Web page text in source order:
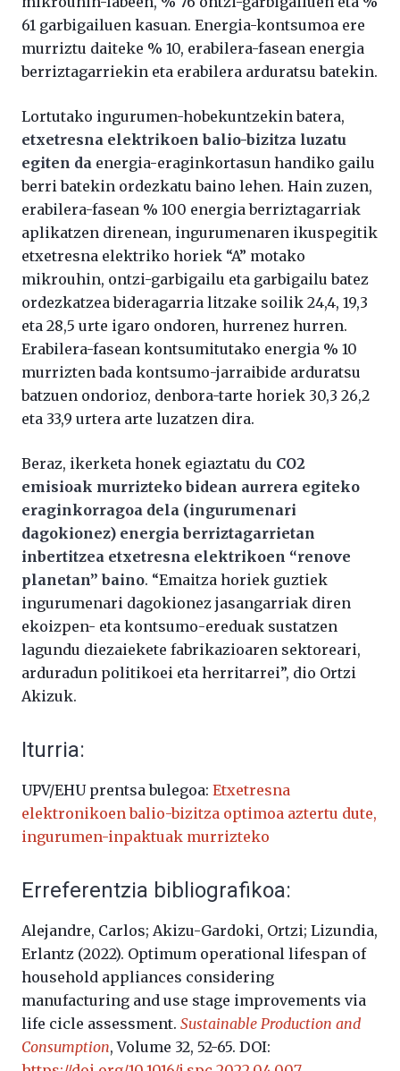
61 garbigailuen kasuan. Energia-kontsumoa ere
murriztu daiteke % 10, erabilera-fasean energia
berriztagarriekin eta erabilera arduratsu batekin.
Lortutako ingurumen-hobekuntzekin batera,
etxetresna elektrikoen balio-bizitza luzatu
egiten da energia-eraginkortasun handiko gailu
berri batekin ordezkatu baino lehen. Hain zuzen,
erabilera-fasean % 100 energia berriztagarriak
aplikatzen direnean, ingurumenaren ikuspegitik
etxetresna elektriko horiek “A” motako
mikrouhin, ontzi-garbigailu eta garbigailu batez
ordezkatzea bideragarria litzake soilik 24,4, 19,3
eta 28,5 urte igaro ondoren, hurrenez hurren.
Erabilera-fasean kontsumitutako energia % 10
murrizten bada kontsumo-jarraibide arduratsu
batzuen ondorioz, denbora-tarte horiek 30,3 26,2
eta 33,9 urtera arte luzatzen dira.
Beraz, ikerketa honek egiaztatu du CO2
emisioak murrizteko bidean aurrera egiteko
eraginkorragoa dela (ingurumenari
dagokionez) energia berriztagarrietan
inbertitzea etxetresna elektrikoen “renove
planetan” baino. “Emaitza horiek guztiek
ingurumenari dagokionez jasangarriak diren
ekoizpen- eta kontsumo-ereduak sustatzen
lagundu diezaiekete fabrikazioaren sektoreari,
arduradun politikoei eta herritarrei”, dio Ortzi
Akizuk.
Iturria:
UPV/EHU prentsa bulegoa: Etxetresna
elektronikoen balio-bizitza optimoa aztertu dute,
ingurumen-inpaktuak murrizteko
Erreferentzia bibliografikoa:
Alejandre, Carlos; Akizu-Gardoki, Ortzi; Lizundia,
Erlantz (2022). Optimum operational lifespan of
household appliances considering
manufacturing and use stage improvements via
life cicle assessment. Sustainable Production and
Consumption, Volume 32, 52-65. DOI: